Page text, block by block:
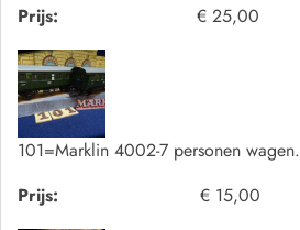
Prijs:
€ 25,00
101=Marklin 4002-7 personen wagen.
Prijs:
€ 15,00